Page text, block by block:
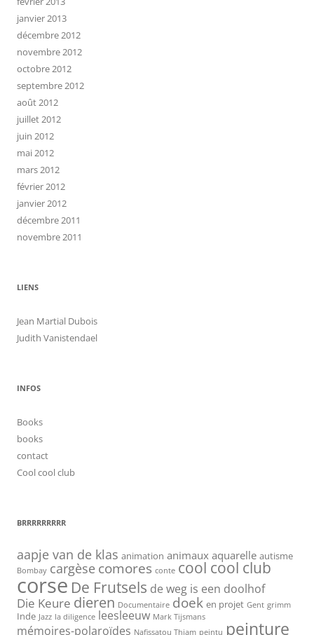
janvier 2013
décembre 2012
novembre 2012
octobre 2012
septembre 2012
août 2012
juillet 2012
juin 2012
mai 2012
mars 2012
février 2012
janvier 2012
décembre 2011
novembre 2011
LIENS
Jean Martial Dubois
Judith Vanistendael
INFOS
Books
books
contact
Cool cool club
BRRRRRRRRR
aapje van de klas animation animaux aquarelle autisme
Bombay cargèse comores conte cool cool club
corse De Frutsels de weg is een doolhof
Die Keure dieren Documentaire doek en projet Gent grimm
Inde Jazz la diligence leesleeuw Mark Tijsmans
mémoires-polaroïdes Nafissatou Thiam peintu peinture